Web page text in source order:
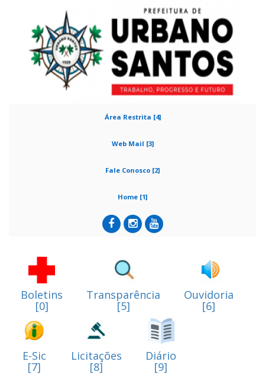
Área Restrita [4]
Web Mail [3]
Fale Conosco [2]
Home [1]
Boletins
[0]
Transparência
[5]
Ouvidoria
[6]
E-Sic
[7]
Licitações
[8]
Diário
[9]